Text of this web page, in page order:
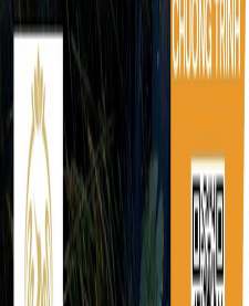
per person
Check dates
Chat with Findtourgo
Chat
The platform connecting
worldwide.
For Operators